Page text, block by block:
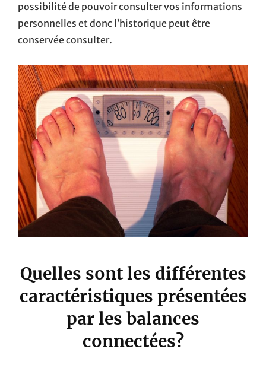
possibilité de pouvoir consulter vos informations
personnelles et donc l’historique peut être
conservée consulter.
Quelles sont les différentes
caractéristiques présentées
par les balances
connectées?